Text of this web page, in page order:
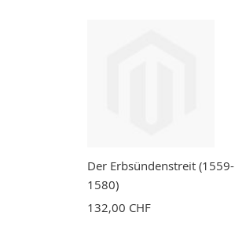
Der Erbsündenstreit (1559-
1580)
132,00 CHF